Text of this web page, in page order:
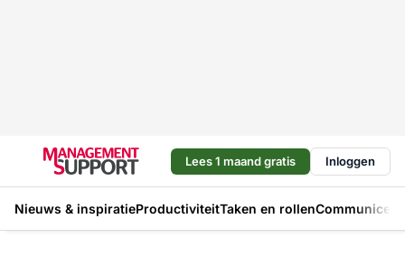
Lees 1 maand gratis Inloggen
Nieuws & inspiratieProductiviteitTaken en rollen